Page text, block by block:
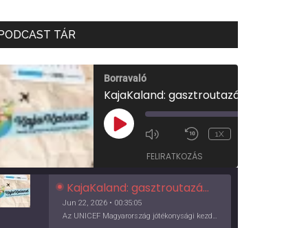
TÁR
Borravaló
PLAY
EPISODE
1X
FELIRATKOZÁS
KajaKaland: gasztroutazás a föld körül
Jun 22, 2026 • 00:35:05
Az UNICEF Magyarország jótékonysági kezdeményezése izgalmas, egész éves világkörüli ízutazásra hív, igazi családi program és gasztroedukáció, illetve segítség a rászorulóknak is egyben.